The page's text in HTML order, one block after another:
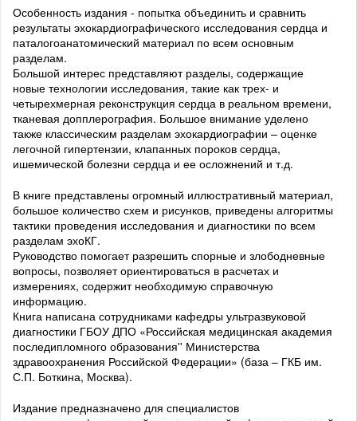
Особенность издания - попытка объединить и сравнить
результаты эхокардиографического исследования сердца и
паталогоанатомический материал по всем основным
разделам.
Большой интерес представляют разделы, содержащие
новые технологии исследования, такие как трех- и
четырехмерная реконструкция сердца в реальном времени,
тканевая допплерография. Большое внимание уделено
также классическим разделам эхокардиографии – оценке
легочной гипертензии, клапанных пороков сердца,
ишемической болезни сердца и ее осложнений и т.д.
В книге представлены огромный иллюстративный материал,
большое количество схем и рисунков, приведены алгоритмы
тактики проведения исследования и диагностики по всем
разделам эхоКГ.
Руководство помогает разрешить спорные и злободневные
вопросы, позволяет ориентироваться в расчетах и
измерениях, содержит необходимую справочную
информацию.
Книга написана сотрудниками кафедры ультразвуковой
диагностики ГБОУ ДПО «Российская медицинская академия
последипломного образования'' Министерства
здравоохранения Российской Федерации» (база – ГКБ им.
С.П. Боткина, Москва).
Издание предназначено для специалистов